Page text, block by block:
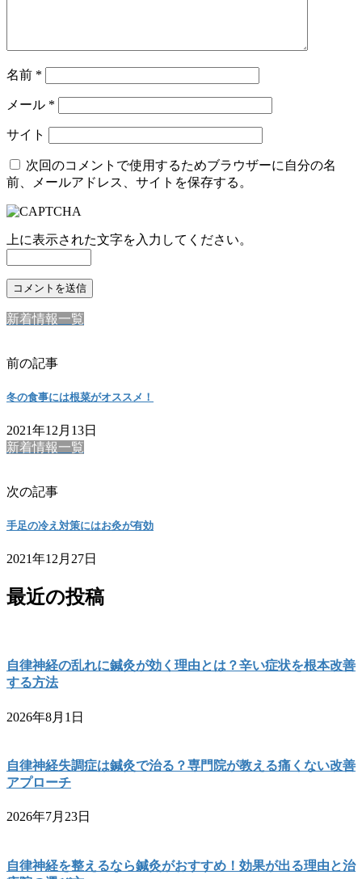
名前 *
メール *
サイト
次回のコメントで使用するためブラウザーに自分の名
前、メールアドレス、サイトを保存する。
上に表示された文字を入力してください。
新着情報一覧
前の記事
冬の食事には根菜がオススメ！
2021年12月13日
新着情報一覧
次の記事
手足の冷え対策にはお灸が有効
2021年12月27日
最近の投稿
自律神経の乱れに鍼灸が効く理由とは？辛い症状を根本改善
する方法
2026年8月1日
自律神経失調症は鍼灸で治る？専門院が教える痛くない改善
アプローチ
2026年7月23日
自律神経を整えるなら鍼灸がおすすめ！効果が出る理由と治